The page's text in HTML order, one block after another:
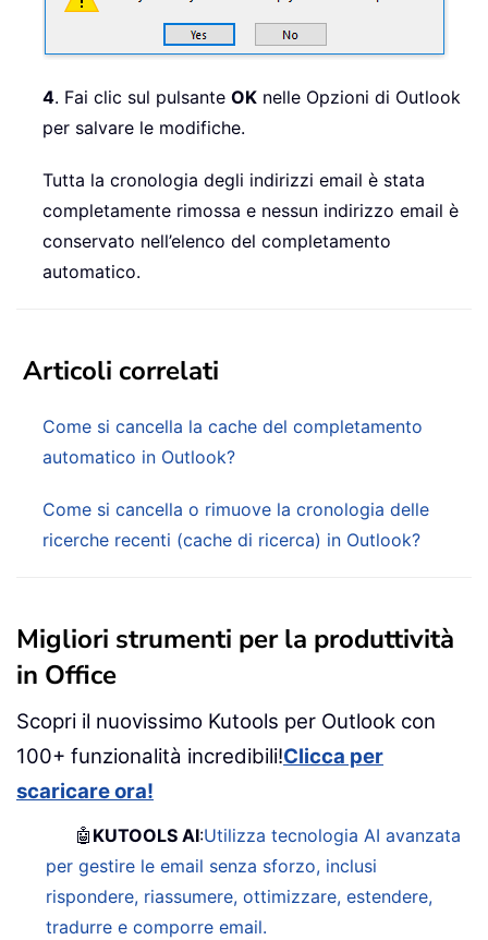
4. Fai clic sul pulsante OK nelle Opzioni di Outlook
per salvare le modifiche.
Tutta la cronologia degli indirizzi email è stata
completamente rimossa e nessun indirizzo email è
conservato nell’elenco del completamento
automatico.
Articoli correlati
Come si cancella la cache del completamento
automatico in Outlook?
Come si cancella o rimuove la cronologia delle
ricerche recenti (cache di ricerca) in Outlook?
Migliori strumenti per la produttività
in Office
Scopri il nuovissimo Kutools per Outlook con
100+ funzionalità incredibili!Clicca per
scaricare ora!
🤖 KUTOOLS AI:Utilizza tecnologia AI avanzata
per gestire le email senza sforzo, inclusi
rispondere, riassumere, ottimizzare, estendere,
tradurre e comporre email.